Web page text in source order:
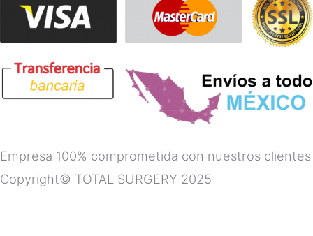
Empresa 100% comprometida con nuestros clientes
Copyright© TOTAL SURGERY 2025